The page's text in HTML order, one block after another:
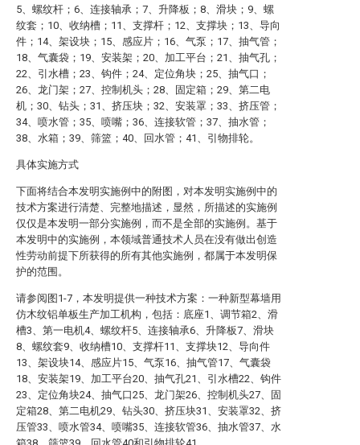
5、螺纹杆；6、连接轴承；7、升降板；8、滑块；9、螺
纹套；10、收纳槽；11、支撑杆；12、支撑块；13、导向
件；14、架设块；15、感应片；16、气泵；17、抽气管；
18、气囊袋；19、安装架；20、加工平台；21、抽气孔；
22、引水槽；23、钩件；24、定位角块；25、抽气口；
26、龙门架；27、控制机头；28、固定箱；29、第二电
机；30、钻头；31、挤压块；32、安装罩；33、挤压管；
34、喷水管；35、喷嘴；36、连接软管；37、抽水管；
38、水箱；39、筛篮；40、回水管；41、引物排轮。
具体实施方式
下面将结合本发明实施例中的附图，对本发明实施例中的
技术方案进行清楚、完整地描述，显然，所描述的实施例
仅仅是本发明一部分实施例，而不是全部的实施例。基于
本发明中的实施例，本领域普通技术人员在没有做出创造
性劳动前提下所获得的所有其他实施例，都属于本发明保
护的范围。
请参阅图1-7，本发明提供一种技术方案：一种新型幕墙用
仿木纹铝单板生产加工机构，包括：底座1、调节箱2、滑
槽3、第一电机4、螺纹杆5、连接轴承6、升降板7、滑块
8、螺纹套9、收纳槽10、支撑杆11、支撑块12、导向件
13、架设块14、感应片15、气泵16、抽气管17、气囊袋
18、安装架19、加工平台20、抽气孔21、引水槽22、钩件
23、定位角块24、抽气口25、龙门架26、控制机头27、固
定箱28、第二电机29、钻头30、挤压块31、安装罩32、挤
压管33、喷水管34、喷嘴35、连接软管36、抽水管37、水